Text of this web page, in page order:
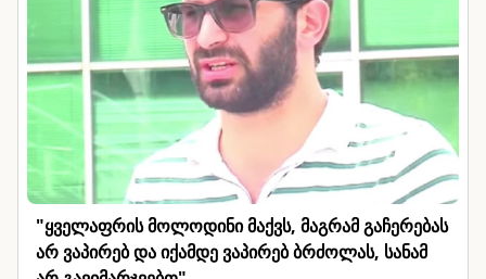
"ყველაფრის მოლოდინი მაქვს, მაგრამ გაჩერებას
არ ვაპირებ და იქამდე ვაპირებ ბრძოლას, სანამ